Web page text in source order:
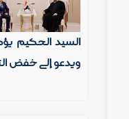
السيد الحكيم
ويدعو إلى خفض